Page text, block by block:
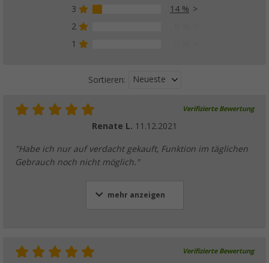
3
14 %
2
1
Sortieren: Neueste
Verifizierte Bewertung
Renate L. 11.12.2021
"Habe ich nur auf verdacht gekauft, Funktion im täglichen
Gebrauch noch nicht möglich."
mehr anzeigen
Verifizierte Bewertung